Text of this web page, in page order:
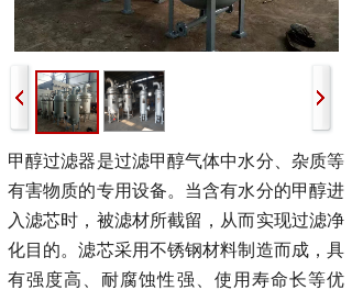
甲醇过滤器是过滤甲醇气体中水分、杂质等
有害物质的专用设备。 当含有水分的甲醇进
入滤芯时，被滤材所截留，从而实现过滤净
化目的。滤芯采用不锈钢材料制造而成，具
有强度高、耐腐蚀性强、使用寿命长等优